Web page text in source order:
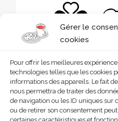
Gérer le
cookies
Pour offrir les meilleures
technologies telles que les cookies
informations des appareils. Le fait
nous permettra de traiter des
de navigation ou les ID uniques sur
ou de retirer son consentement